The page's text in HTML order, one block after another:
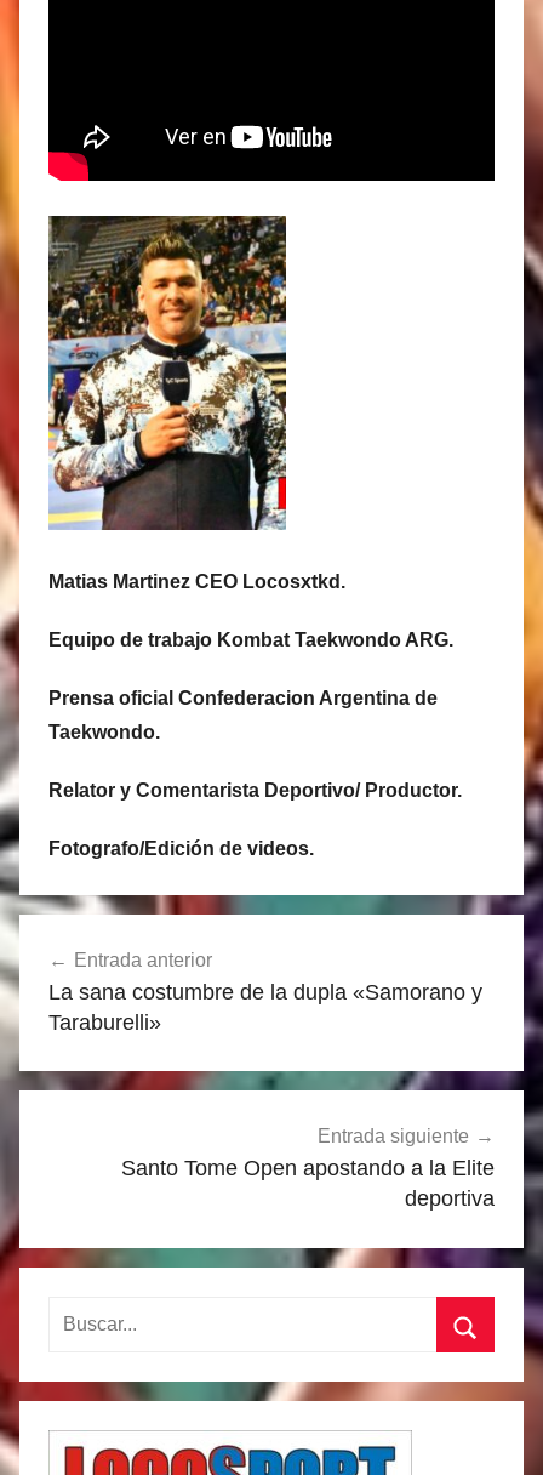
Matias Martinez CEO Locosxtkd.
Equipo de trabajo Kombat Taekwondo ARG.
Prensa oficial Confederacion Argentina de
Taekwondo.
Relator y Comentarista Deportivo/ Productor.
Fotografo/Edición de videos.
Navegación
de
entradas
Entrada anterior
La sana costumbre de la dupla «Samorano y
Taraburelli»
Entrada siguiente
Santo Tome Open apostando a la Elite
deportiva
Buscar: